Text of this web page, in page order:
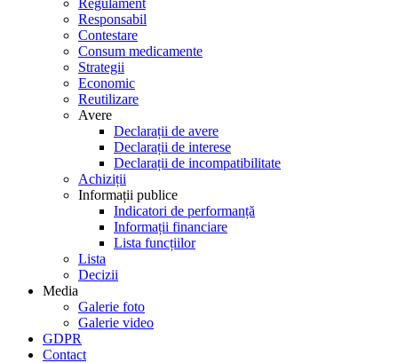
Regulament
Responsabil
Contestare
Consum medicamente
Strategii
Economic
Reutilizare
Avere
Declarații de avere
Declarații de interese
Declarații de incompatibilitate
Achiziții
Informații publice
Indicatori de performanță
Informații financiare
Lista funcțiilor
Lista
Decizii
Media
Galerie foto
Galerie video
GDPR
Contact